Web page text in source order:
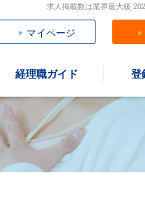
求人掲載数は業界最大級
マイページ
経理職ガイド 登